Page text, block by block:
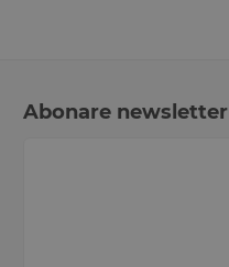
Abonare newsletter